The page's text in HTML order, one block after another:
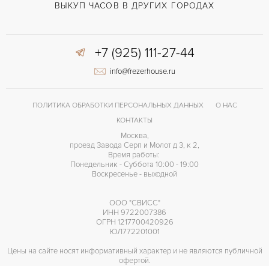
ВЫКУП ЧАСОВ В ДРУГИХ ГОРОДАХ
+7 (925) 111-27-44
info@frezerhouse.ru
ПОЛИТИКА ОБРАБОТКИ ПЕРСОНАЛЬНЫХ ДАННЫХ
О НАС
КОНТАКТЫ
Москва,
проезд Завода Серп и Молот д 3, к 2,
Время работы:
Понедельник - Суббота 10:00 - 19:00
Воскресенье - выходной
ООО "СВИСС"
ИНН 9722007386
ОГРН 1217700420926
ЮЛ772201001
Цены на сайте носят информативный характер и не являются публичной
офертой.